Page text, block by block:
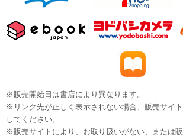
※販売開始日は書店により異なります。
※リンク先が正しく表示されない場合、販売サイ
してください。
※販売サイトにより、お取り扱いがない、または